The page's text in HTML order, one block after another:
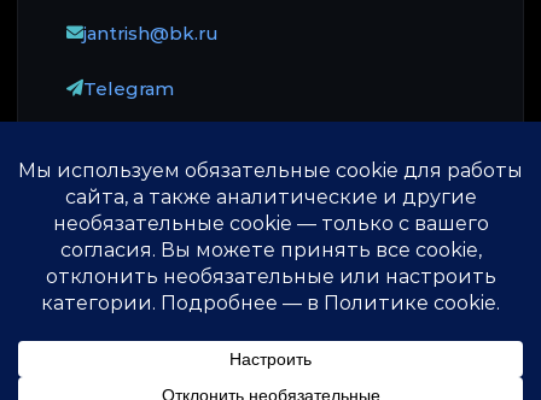
jantrish@bk.ru
Telegram
Оплата принимается через ЮKassa: карты
российских банков, МИР и СБП.
© 2013-2026 ♾️Источник безсмертия